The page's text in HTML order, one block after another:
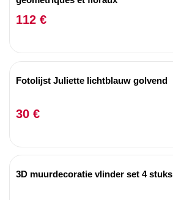
112 €
Fotolijst Juliette lichtblauw golvend
30 €
3D muurdecoratie vlinder set 4 stuks